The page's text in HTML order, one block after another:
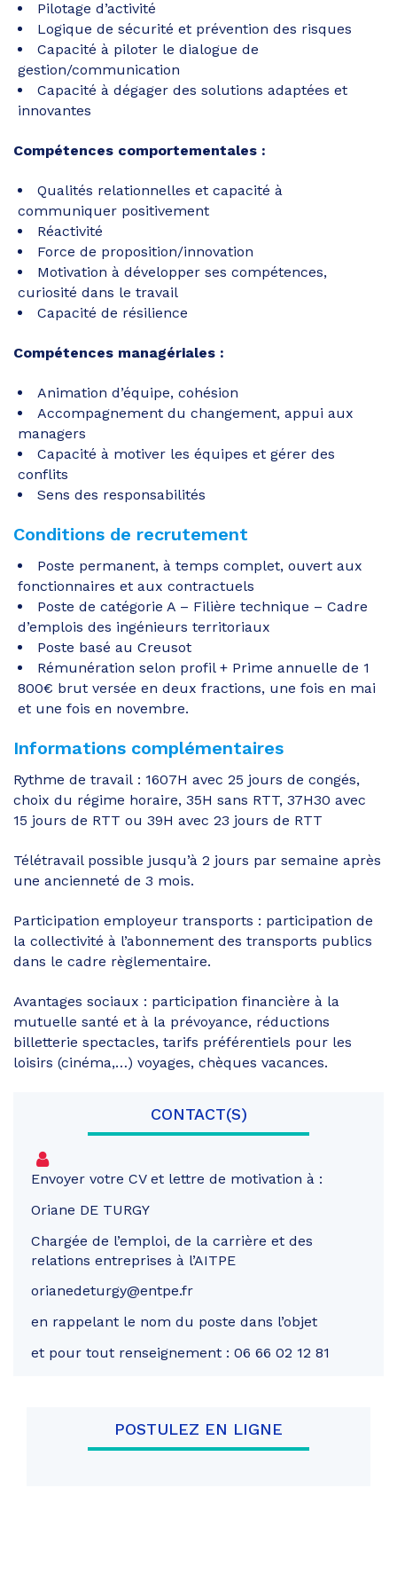
Pilotage d’activité
Logique de sécurité et prévention des risques
Capacité à piloter le dialogue de
gestion/communication
Capacité à dégager des solutions adaptées et
innovantes
Compétences comportementales :
Qualités relationnelles et capacité à
communiquer positivement
Réactivité
Force de proposition/innovation
Motivation à développer ses compétences,
curiosité dans le travail
Capacité de résilience
Compétences managériales :
Animation d’équipe, cohésion
Accompagnement du changement, appui aux
managers
Capacité à motiver les équipes et gérer des
conflits
Sens des responsabilités
Conditions de recrutement
Poste permanent, à temps complet, ouvert aux
fonctionnaires et aux contractuels
Poste de catégorie A – Filière technique – Cadre
d’emplois des ingénieurs territoriaux
Poste basé au Creusot
Rémunération selon profil + Prime annuelle de 1
800€ brut versée en deux fractions, une fois en mai
et une fois en novembre.
Informations complémentaires
Rythme de travail : 1607H avec 25 jours de congés,
choix du régime horaire, 35H sans RTT, 37H30 avec
15 jours de RTT ou 39H avec 23 jours de RTT
Télétravail possible jusqu’à 2 jours par semaine après
une ancienneté de 3 mois.
Participation employeur transports : participation de
la collectivité à l’abonnement des transports publics
dans le cadre règlementaire.
Avantages sociaux : participation financière à la
mutuelle santé et à la prévoyance, réductions
billetterie spectacles, tarifs préférentiels pour les
loisirs (cinéma,…) voyages, chèques vacances.
CONTACT(S)
Envoyer votre CV et lettre de motivation à :
Oriane DE TURGY
Chargée de l’emploi, de la carrière et des
relations entreprises à l’AITPE
orianedeturgy@entpe.fr
en rappelant le nom du poste dans l’objet
et pour tout renseignement : 06 66 02 12 81
POSTULEZ EN LIGNE